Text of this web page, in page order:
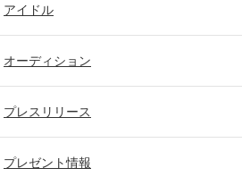
アイドル
オーディション
プレスリリース
プレゼント情報